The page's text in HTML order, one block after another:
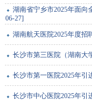
湖南省宁乡市2025年面
06-27]
湖南航天医院2025年度招
长沙市第三医院（湖南大
长沙市第一医院2025年引
长沙市中心医院2025年引